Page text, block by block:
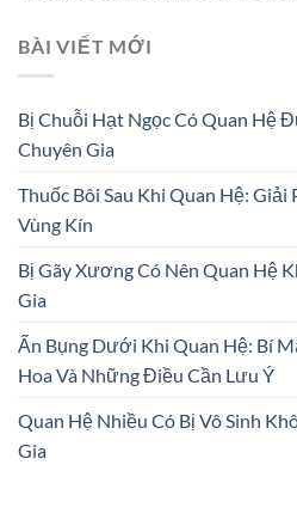
BÀI VIẾT MỚI
Bị Chuỗi Hạt Ngọc Có Quan Hệ
Chuyên Gia
Thuốc Bôi Sau Khi Quan Hệ: Giải
Vùng Kín
Bị Gãy Xương Có Nên Quan Hệ
Gia
Ấn Bụng Dưới Khi Quan Hệ: Bí
Hoa Và Những Điều Cần Lưu Ý
Quan Hệ Nhiều Có Bị Vô Sinh
Gia